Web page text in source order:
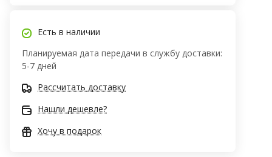
Есть в наличии
Планируемая дата передачи в службу доставки:
5-7 дней
Рассчитать доставку
Нашли дешевле?
Хочу в подарок